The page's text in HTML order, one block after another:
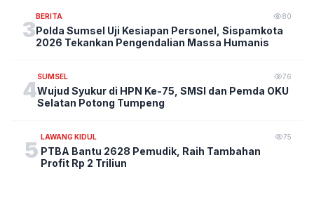
3
BERITA 80
Polda Sumsel Uji Kesiapan Personel, Sispamkota
2026 Tekankan Pengendalian Massa Humanis
4
SUMSEL 76
Wujud Syukur di HPN Ke-75, SMSI dan Pemda OKU
Selatan Potong Tumpeng
5
LAWANG KIDUL 75
PTBA Bantu 2628 Pemudik, Raih Tambahan
Profit Rp 2 Triliun